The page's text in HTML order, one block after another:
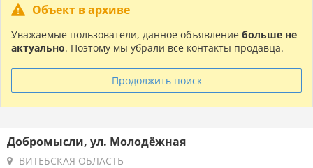
Объект в архиве
Уважаемые пользователи, данное объявление больше не
актуально. Поэтому мы убрали все контакты продавца.
Продолжить поиск
Добромысли, ул. Молодёжная
ВИТЕБСКАЯ ОБЛАСТЬ